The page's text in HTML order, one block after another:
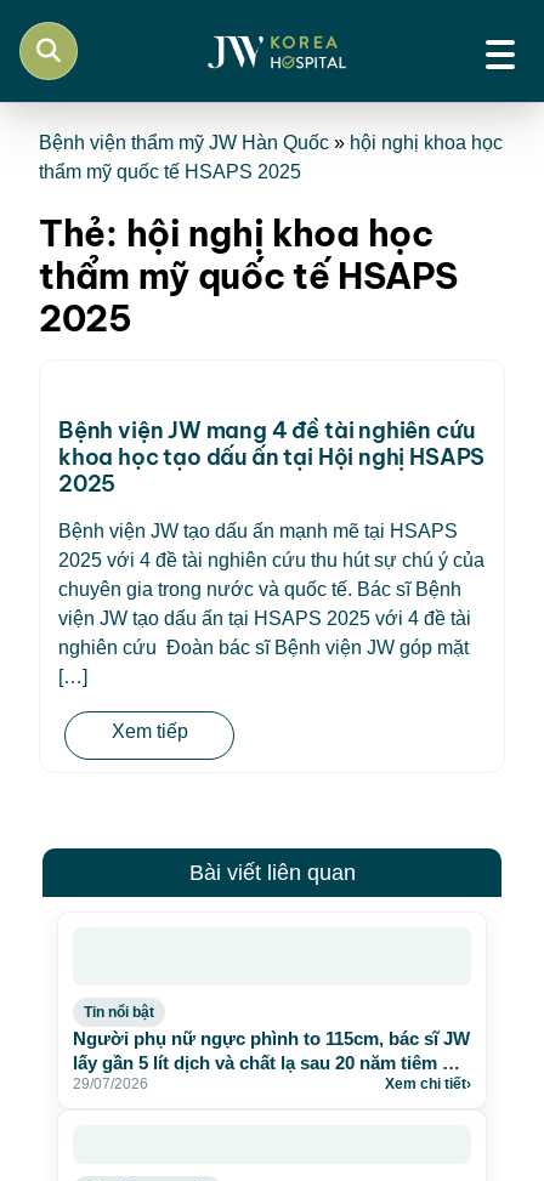
Bệnh viện thẩm mỹ JW Hàn Quốc » hội nghị khoa học
thẩm mỹ quốc tế HSAPS 2025
Thẻ: hội nghị khoa học
thẩm mỹ quốc tế HSAPS
2025
Bệnh viện JW mang 4 đề tài nghiên cứu
khoa học tạo dấu ấn tại Hội nghị HSAPS
2025
Bệnh viện JW tạo dấu ấn mạnh mẽ tại HSAPS
2025 với 4 đề tài nghiên cứu thu hút sự chú ý của
chuyên gia trong nước và quốc tế. Bác sĩ Bệnh
viện JW tạo dấu ấn tại HSAPS 2025 với 4 đề tài
nghiên cứu Đoàn bác sĩ Bệnh viện JW góp mặt
[…]
Xem tiếp
Bài viết liên quan
Tin nổi bật
Người phụ nữ ngực phình to 115cm, bác sĩ JW
lấy gần 5 lít dịch và chất lạ sau 20 năm tiêm mỡ
nhân tạo
29/07/2026 Xem chi tiết›